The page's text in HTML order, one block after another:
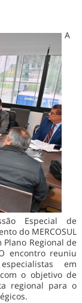
A
Especial de
do MERCOSUL
Plano Regional de
encontro reuniu
em
o objetivo de
regional para o